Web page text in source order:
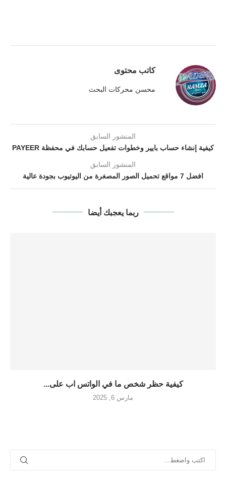
كاتب محتوى
محسن محركات البحث
المنشور السابق
كيفية إنشاء حساب بايير وخطوات تفعيل حسابك في محفظة PAYEER
المنشور السابق
افضل 7 مواقع تحميل الصور المصغرة من اليوتيوب بجودة عالية
ربما يعجبك أيضا
كيفية حظر شخص ما في الواتس اب على...
مارس 6, 2025